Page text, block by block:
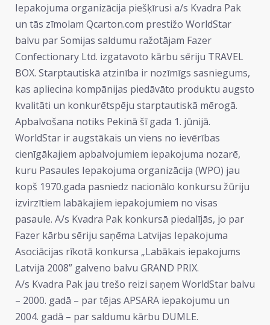
Iepakojuma organizācija piešķīrusi a/s Kvadra Pak
un tās zīmolam Qcarton.com prestižo WorldStar
balvu par Somijas saldumu ražotājam Fazer
Confectionary Ltd. izgatavoto kārbu sēriju TRAVEL
BOX. Starptautiskā atzinība ir nozīmīgs sasniegums,
kas apliecina kompānijas piedāvāto produktu augsto
kvalitāti un konkurētspēju starptautiskā mērogā.
Apbalvošana notiks Pekinā šī gada 1. jūnijā.
WorldStar ir augstākais un viens no ievērības
cienīgākajiem apbalvojumiem iepakojuma nozarē,
kuru Pasaules Iepakojuma organizācija (WPO) jau
kopš 1970.gada pasniedz nacionālo konkursu žūriju
izvirzītiem labākajiem iepakojumiem no visas
pasaule. A/s Kvadra Pak konkursā piedalījās, jo par
Fazer kārbu sēriju saņēma Latvijas Iepakojuma
Asociācijas rīkotā konkursa „Labākais iepakojums
Latvijā 2008” galveno balvu GRAND PRIX.
A/s Kvadra Pak jau trešo reizi saņem WorldStar balvu
– 2000. gadā – par tējas APSARA iepakojumu un
2004. gadā – par saldumu kārbu DUMLE.